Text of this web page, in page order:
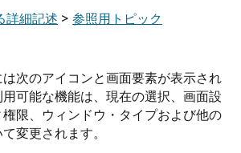
詳細記述 > 参照用トピック
次のアイコンと画面要素が表示され
可能な機能は、現在の選択、画面設
限、ウィンドウ・タイプおよび他の
変更されます。